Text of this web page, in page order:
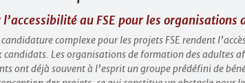
l’accessibilité au FSE pour les
complexe pour les projets FSE rendent
candidats. Les organisations de formation des adultes
ont déjà souvent à l’esprit un groupe prédéfini de